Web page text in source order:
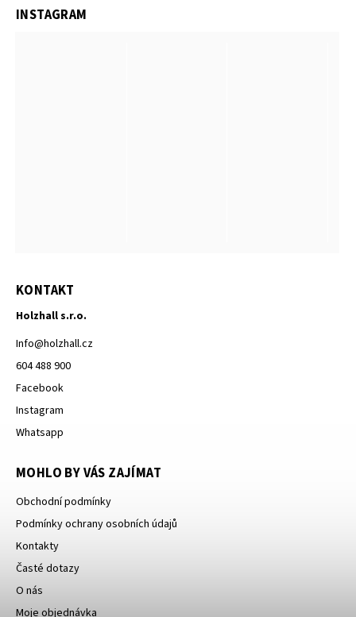
KONTAKT
Holzhall s.r.o.
Info@holzhall.cz
604 488 900
Facebook
Instagram
Whatsapp
MOHLO BY VÁS ZAJÍMAT
Obchodní podmínky
Podmínky ochrany osobních údajů
Kontakty
Časté dotazy
O nás
Moje objednávka
INSTAGRAM